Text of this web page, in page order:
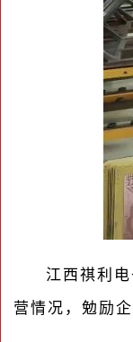
江西祺利
营情况，勉励